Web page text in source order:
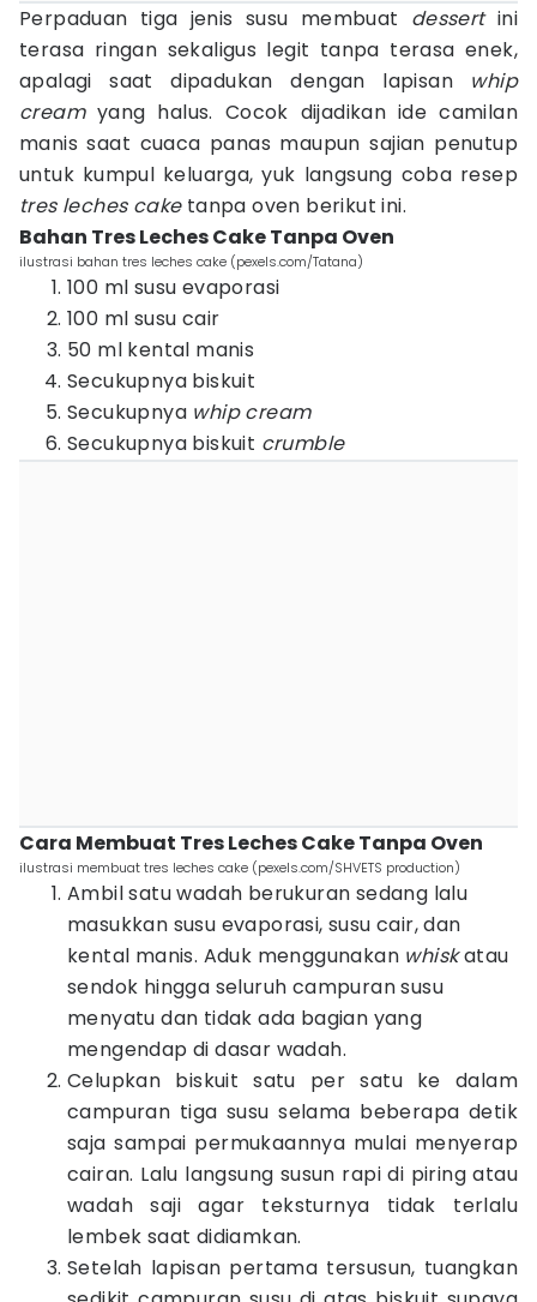
Perpaduan tiga jenis susu membuat dessert ini
terasa ringan sekaligus legit tanpa terasa enek,
apalagi saat dipadukan dengan lapisan whip
creamyang halus. Cocok dijadikan ide camilan
manis saat cuaca panas maupun sajian penutup
untuk kumpul keluarga, yuk langsung coba resep
tres leches caketanpa oven berikut ini.
Bahan Tres Leches Cake Tanpa Oven
ilustrasi bahan tres leches cake (pexels.com/Tatana)
100 ml susu evaporasi
100 ml susu cair
50 ml kental manis
Secukupnya biskuit
Secukupnya whip cream
Secukupnya biskuit crumble
Cara Membuat Tres Leches Cake Tanpa Oven
ilustrasi membuat tres leches cake (pexels.com/SHVETS production)
Ambil satu wadah berukuran sedang lalu
masukkan susu evaporasi, susu cair, dan
kental manis. Aduk menggunakan whiskatau
sendok hingga seluruh campuran susu
menyatu dan tidak ada bagian yang
mengendap di dasar wadah.
Celupkan biskuit satu per satu ke dalam
campuran tiga susu selama beberapa detik
saja sampai permukaannya mulai menyerap
cairan. Lalu langsung susun rapi di piring atau
wadah saji agar teksturnya tidak terlalu
lembek saat didiamkan.
Setelah lapisan pertama tersusun, tuangkan